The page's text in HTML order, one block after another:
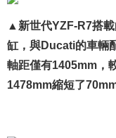
▲新世代YZF-R7搭
缸，與Ducati的車輛
軸距僅有1405mm，
1478mm縮短了70mm